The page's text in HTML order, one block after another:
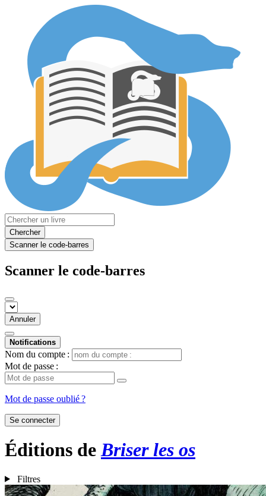
Chercher
Scanner le code-barres
Scanner le code-barres
Annuler
Notifications
Nom du compte :
Mot de passe :
Mot de passe oublié ?
Se connecter
Éditions deBriser les os
Filtres